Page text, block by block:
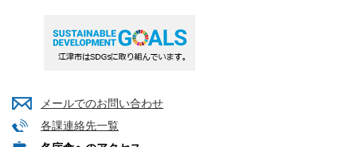
メールでのお問い合わせ
各課連絡先一覧